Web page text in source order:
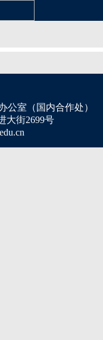
公室（国内合作处）
街2699号